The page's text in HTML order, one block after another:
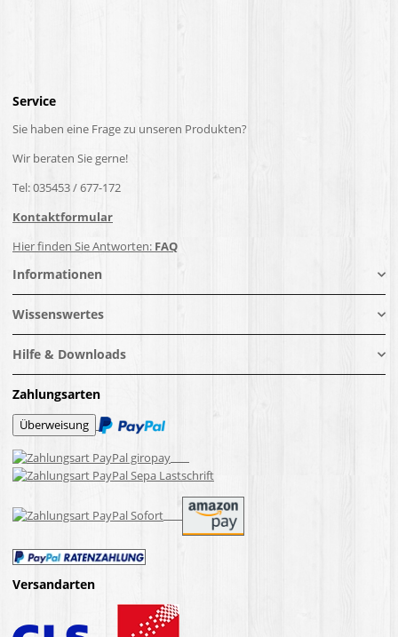
Service
Sie haben eine Frage zu unseren Produkten?
Wir beraten Sie gerne!
Tel: 035453 / 677-172
Kontaktformular
Hier finden Sie Antworten: FAQ
Informationen
Wissenswertes
Hilfe & Downloads
Zahlungsarten
Versandarten